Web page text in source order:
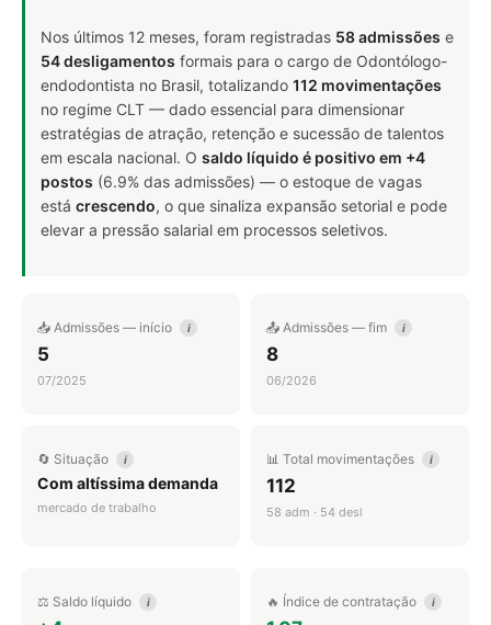
Nos últimos 12 meses, foram registradas 58 admissões e
54 desligamentos formais para o cargo de Odontólogo-
endodontista no Brasil, totalizando 112 movimentações
no regime CLT — dado essencial para dimensionar
estratégias de atração, retenção e sucessão de talentos
em escala nacional. O saldo líquido é positivo em +4
postos (6.9% das admissões) — o estoque de vagas
está crescendo, o que sinaliza expansão setorial e pode
elevar a pressão salarial em processos seletivos.
📥 Admissões — início i
5
07/2025
📤 Admissões — fim i
8
06/2026
🔄 Situação i
Com altíssima demanda
mercado de trabalho
📊 Total movimentações i
112
58 adm · 54 desl
⚖️ Saldo líquido i 🔥 Índice de contratação i